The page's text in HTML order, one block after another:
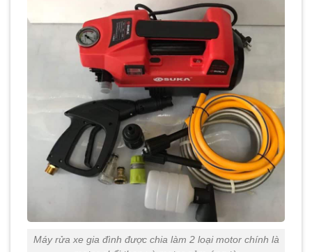
Máy rửa xe gia đình được chia làm 2 loại motor chính là